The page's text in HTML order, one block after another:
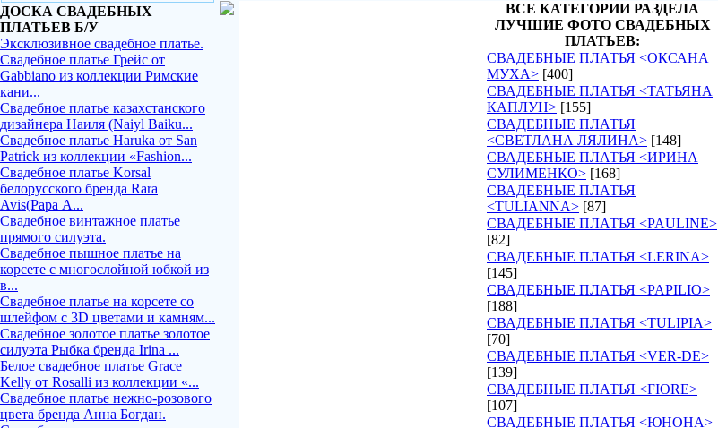
ДОСКА СВАДЕБНЫХ
ПЛАТЬЕВ Б/У
Эксклюзивное свадебное платье.
Свадебное платье Грейс от
Gabbiano из коллекции Римские
кани...
Свадебное платье казахстанского
дизайнера Наиля (Naiyl Baiku...
Свадебное платье Haruka от San
Patrick из коллекции «Fashion...
Свадебное платье Korsal
белорусского бренда Rara
Avis(Рара А...
Свадебное винтажное платье
прямого силуэта.
Свадебное пышное платье на
корсете с многослойной юбкой из
в...
Свадебное платье на корсете со
шлейфом с 3D цветами и камням...
Свадебное золотое платье золотое
силуэта Рыбка бренда Irina ...
Белое свадебное платье Grace
Kelly от Rosalli из коллекции «...
Свадебное платье нежно-розового
цвета бренда Анна Богдан.
ВСЕ КАТЕГОРИИ РАЗДЕЛА
ЛУЧШИЕ ФОТО СВАДЕБНЫХ
ПЛАТЬЕВ:
СВАДЕБНЫЕ ПЛАТЬЯ <ОКСАНА
МУХА> [400]
СВАДЕБНЫЕ ПЛАТЬЯ <ТАТЬЯНА
КАПЛУН> [155]
СВАДЕБНЫЕ ПЛАТЬЯ
<СВЕТЛАНА ЛЯЛИНА> [148]
СВАДЕБНЫЕ ПЛАТЬЯ <ИРИНА
СУЛИМЕНКО> [168]
СВАДЕБНЫЕ ПЛАТЬЯ
<TULIANNA> [87]
СВАДЕБНЫЕ ПЛАТЬЯ <PAULINE>
[82]
СВАДЕБНЫЕ ПЛАТЬЯ <LERINA>
[145]
СВАДЕБНЫЕ ПЛАТЬЯ <PAPILIO>
[188]
СВАДЕБНЫЕ ПЛАТЬЯ <TULIPIA>
[70]
СВАДЕБНЫЕ ПЛАТЬЯ <VER-DE>
[139]
СВАДЕБНЫЕ ПЛАТЬЯ <FIORE>
[107]
СВАДЕБНЫЕ ПЛАТЬЯ <ЮНОНА>